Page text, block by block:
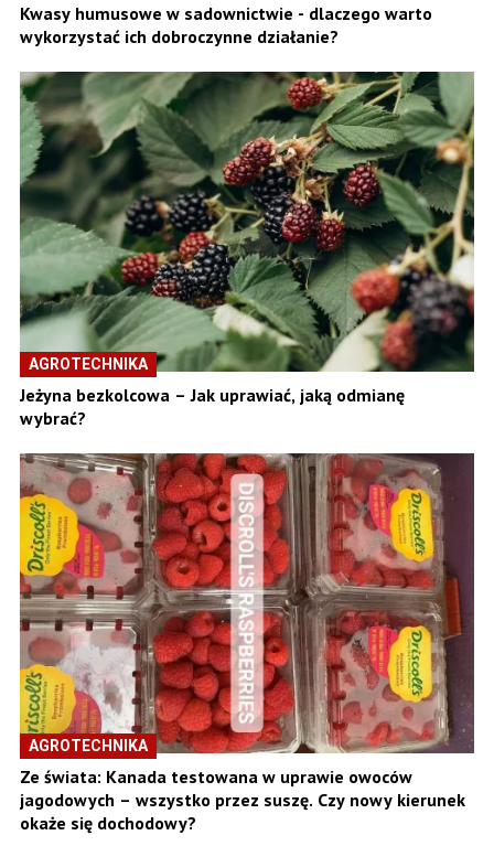
Kwasy humusowe w sadownictwie - dlaczego warto
wykorzystać ich dobroczynne działanie?
AGROTECHNIKA
Jeżyna bezkolcowa – Jak uprawiać, jaką odmianę
wybrać?
AGROTECHNIKA
Ze świata: Kanada testowana w uprawie owoców
jagodowych – wszystko przez suszę. Czy nowy kierunek
okaże się dochodowy?